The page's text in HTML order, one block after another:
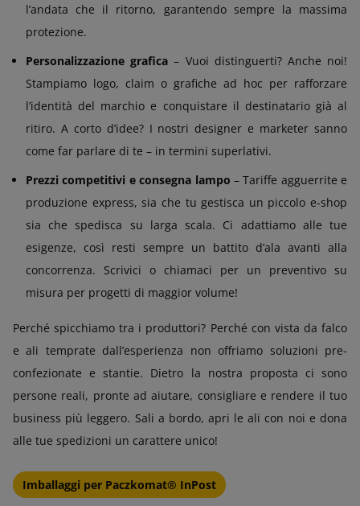
l’andata che il ritorno, garantendo sempre la massima
protezione.
Personalizzazione grafica – Vuoi distinguerti? Anche noi!
Stampiamo logo, claim o grafiche ad hoc per rafforzare
l’identità del marchio e conquistare il destinatario già al
ritiro. A corto d’idee? I nostri designer e marketer sanno
come far parlare di te – in termini superlativi.
Prezzi competitivi e consegna lampo – Tariffe agguerrite e
produzione express, sia che tu gestisca un piccolo e-shop
sia che spedisca su larga scala. Ci adattiamo alle tue
esigenze, così resti sempre un battito d’ala avanti alla
concorrenza. Scrivici o chiamaci per un preventivo su
misura per progetti di maggior volume!
Perché spicchiamo tra i produttori? Perché con vista da falco
e ali temprate dall’esperienza non offriamo soluzioni pre-
confezionate e stantie. Dietro la nostra proposta ci sono
persone reali, pronte ad aiutare, consigliare e rendere il tuo
business più leggero. Sali a bordo, apri le ali con noi e dona
alle tue spedizioni un carattere unico!
Imballaggi per Paczkomat® InPost